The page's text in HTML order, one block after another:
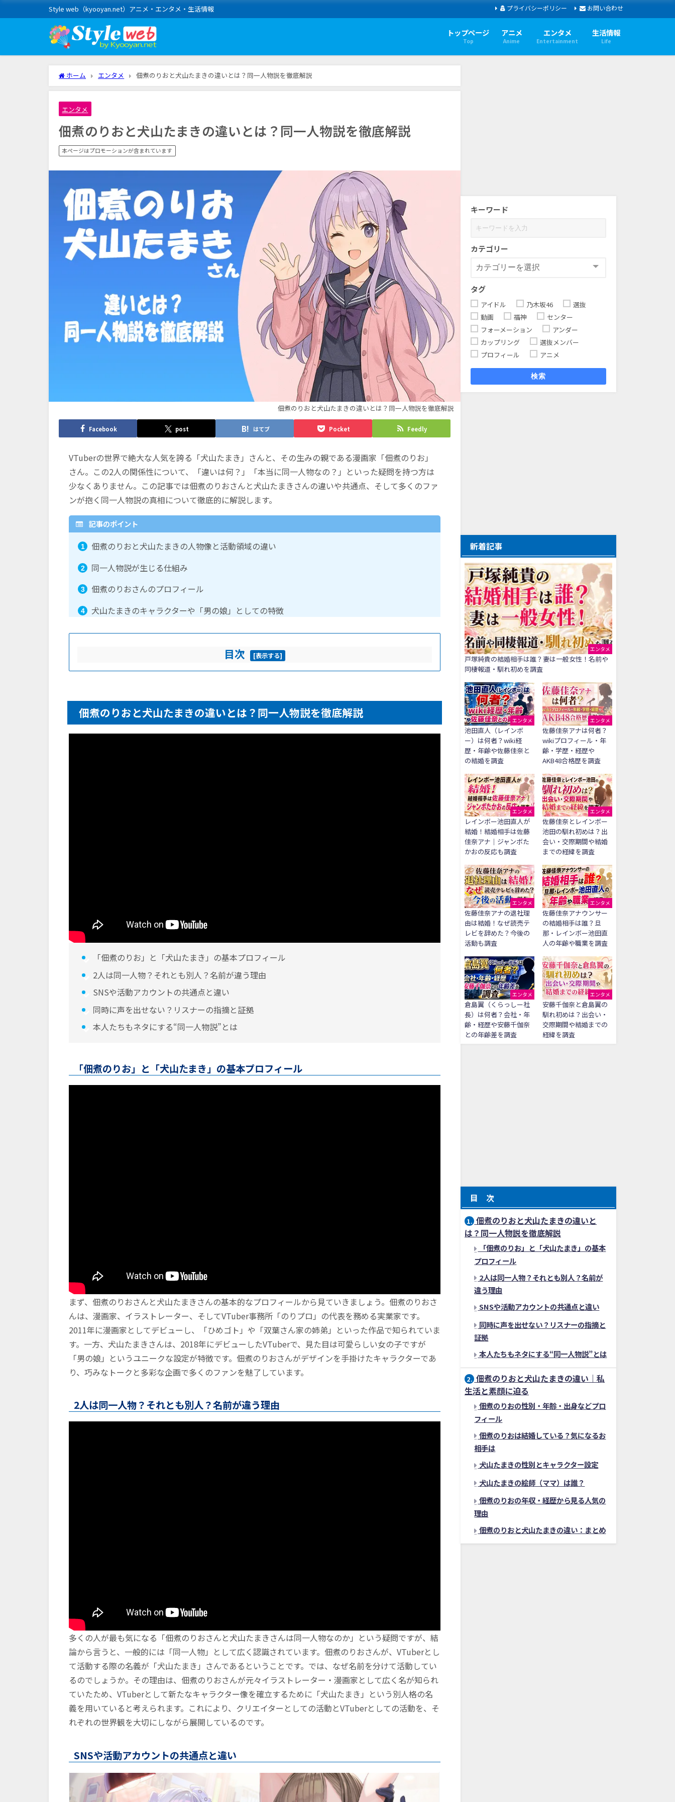
Style web（kyooyan.net）アニメ・エンタメ・生活情報 プライバシーポリシー お問い合わせ
トップページ
Top
アニメ
Anime
エンタメ
Entertainment
生活情報
Life
ホーム エンタメ 佃煮のりおと犬山たまきの違いとは？同一人物説を徹底解説
エンタメ
佃煮のりおと犬山たまきの違いとは？同一人物説を徹底解説
本ページはプロモーションが含まれています
佃煮のりおと犬山たまきの違いとは？同一人物説を徹底解説
Facebook post はてブ Pocket Feedly
VTuberの世界で絶大な人気を誇る「犬山たまき」さんと、その生みの親である漫画家「佃煮のりお」
さん。この2人の関係性について、「違いは何？」「本当に同一人物なの？」といった疑問を持つ方は
少なくありません。この記事では佃煮のりおさんと犬山たまきさんの違いや共通点、そして多くのファ
ンが抱く同一人物説の真相について徹底的に解説します。
記事のポイント
佃煮のりおと犬山たまきの人物像と活動領域の違い
同一人物説が生じる仕組み
佃煮のりおさんのプロフィール
犬山たまきのキャラクターや「男の娘」としての特徴
目次 [表示する]
佃煮のりおと犬山たまきの違いとは？同一人物説を徹底解説
「佃煮のりお」と「犬山たまき」の基本プロフィール
2人は同一人物？それとも別人？名前が違う理由
SNSや活動アカウントの共通点と違い
同時に声を出せない？リスナーの指摘と証拠
本人たちもネタにする“同一人物説”とは
「佃煮のりお」と「犬山たまき」の基本プロフィール
まず、佃煮のりおさんと犬山たまきさんの基本的なプロフィールから見ていきましょう。佃煮のりおさ
んは、漫画家、イラストレーター、そしてVTuber事務所「のりプロ」の代表を務める実業家です。
2011年に漫画家としてデビューし、「ひめゴト」や「双葉さん家の姉弟」といった作品で知られていま
す。一方、犬山たまきさんは、2018年にデビューしたVTuberで、見た目は可愛らしい女の子ですが
「男の娘」というユニークな設定が特徴です。佃煮のりおさんがデザインを手掛けたキャラクターであ
り、巧みなトークと多彩な企画で多くのファンを魅了しています。
2人は同一人物？それとも別人？名前が違う理由
多くの人が最も気になる「佃煮のりおさんと犬山たまきさんは同一人物なのか」という疑問ですが、結
論から言うと、一般的には「同一人物」として広く認識されています。佃煮のりおさんが、VTuberとし
て活動する際の名義が「犬山たまき」さんであるということです。では、なぜ名前を分けて活動してい
るのでしょうか。その理由は、佃煮のりおさんが元々イラストレーター・漫画家として広く名が知られ
ていたため、VTuberとして新たなキャラクター像を確立するために「犬山たまき」という別人格の名
義を用いていると考えられます。これにより、クリエイターとしての活動とVTuberとしての活動を、そ
れぞれの世界観を大切にしながら展開しているのです。
SNSや活動アカウントの共通点と違い
キーワード
カテゴリー
タグ
アイドル 乃木坂46
選抜
動画
福神
センター
フォーメーション
アンダー
カップリング
選抜メンバー
プロフィール
アニメ
検索
新着記事
エンタメ
戸塚純貴の結婚相手は誰？妻は一般女性！名前や
同棲報道・馴れ初めを調査
エンタメ
池田直人（レインボ
ー）は何者？wiki経
歴・年齢や佐藤佳奈と
の結婚を調査
エンタメ
佐藤佳奈アナは何者？
wikiプロフィール・年
齢・学歴・経歴や
AKB48合格歴を調査
エンタメ
レインボー池田直人が
結婚！結婚相手は佐藤
佳奈アナ｜ジャンボた
かおの反応も調査
エンタメ
佐藤佳奈とレインボー
池田の馴れ初めは？出
会い・交際期間や結婚
までの経緯を調査
エンタメ
佐藤佳奈アナの退社理
由は結婚！なぜ読売テ
レビを辞めた？今後の
活動も調査
エンタメ
佐藤佳奈アナウンサー
の結婚相手は誰？旦
那・レインボー池田直
人の年齢や職業を調査
エンタメ
倉島翼（くらっしー社
長）は何者？会社・年
齢・経歴や安藤千伽奈
との年齢差を調査
エンタメ
安藤千伽奈と倉島翼の
馴れ初めは？出会い・
交際期間や結婚までの
経緯を調査
目 次
1. 佃煮のりおと犬山たまきの違いと
は？同一人物説を徹底解説
「佃煮のりお」と「犬山たまき」の基本
プロフィール
2人は同一人物？それとも別人？名前が
違う理由
SNSや活動アカウントの共通点と違い
同時に声を出せない？リスナーの指摘と
証拠
本人たちもネタにする“同一人物説”とは
2. 佃煮のりおと犬山たまきの違い｜私
生活と素顔に迫る
佃煮のりおの性別・年齢・出身などプロ
フィール
佃煮のりおは結婚している？気になるお
相手は
犬山たまきの性別とキャラクター設定
犬山たまきの絵師（ママ）は誰？
佃煮のりおの年収・経歴から見る人気の
理由
佃煮のりおと犬山たまきの違い：まとめ